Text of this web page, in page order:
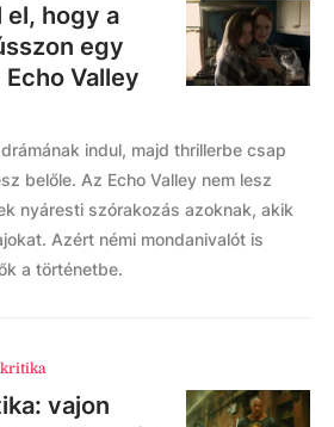
el, hogy a
egy
Valley
indul, majd thrillerbe csap
belőle. Az Echo Valley nem lesz
nyáresti szórakozás azoknak, akik
Azért némi mondanivalót is
a történetbe.
kritika
vajon